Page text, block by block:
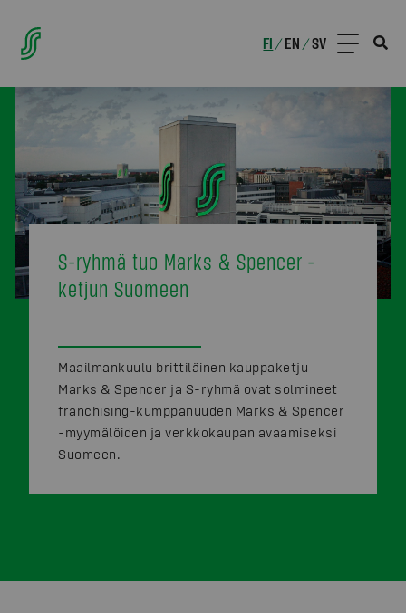
FI /EN /SV
S-ryhmä tuo Marks & Spencer -
ketjun Suomeen
Maailmankuulu brittiläinen kauppaketju
Marks & Spencer ja S-ryhmä ovat solmineet
franchising-kumppanuuden Marks & Spencer
-myymälöiden ja verkkokaupan avaamiseksi
Suomeen.